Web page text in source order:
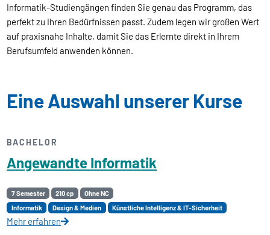
Informatik-Studiengängen finden Sie genau das Programm, das
perfekt zu Ihren Bedürfnissen passt. Zudem legen wir großen Wert
auf praxisnahe Inhalte, damit Sie das Erlernte direkt in Ihrem
Berufsumfeld anwenden können.
Eine Auswahl unserer Kurse
Angewandte Informatik
BACHELOR
7 Semester 210 cp
Ohne NC
Informatik
Design & Medien Künstliche Intelligenz & IT-Sicherheit
Mehr erfahren